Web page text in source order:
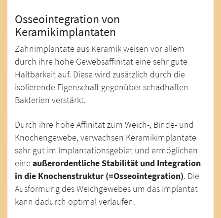
Osseointegration von
Keramikimplantaten
Zahnimplantate aus Keramik weisen vor allem
durch ihre hohe Gewebsaffinität eine sehr gute
Haltbarkeit auf. Diese wird zusätzlich durch die
isolierende Eigenschaft gegenüber schadhaften
Bakterien verstärkt.
Durch ihre hohe Affinität zum Weich-, Binde- und
Knochengewebe, verwachsen Keramikimplantate
sehr gut im Implantationsgebiet und ermöglichen
eine außerordentliche Stabilität und Integration
in die Knochenstruktur (=Osseointegration). Die
Ausformung des Weichgewebes um das Implantat
kann dadurch optimal verlaufen.